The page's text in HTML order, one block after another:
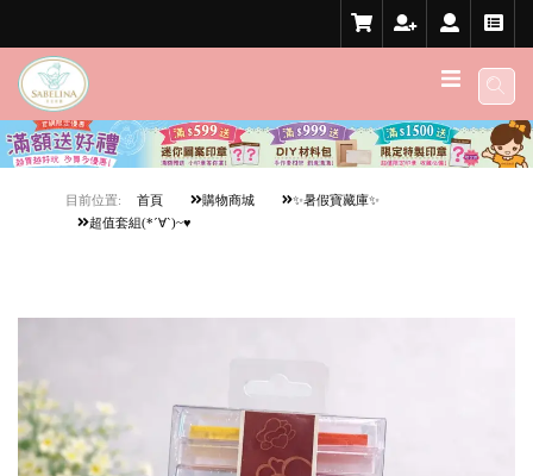
目前位置: 首頁 購物商城
✨暑假寶藏庫✨
超值套組(*´∀`)~♥